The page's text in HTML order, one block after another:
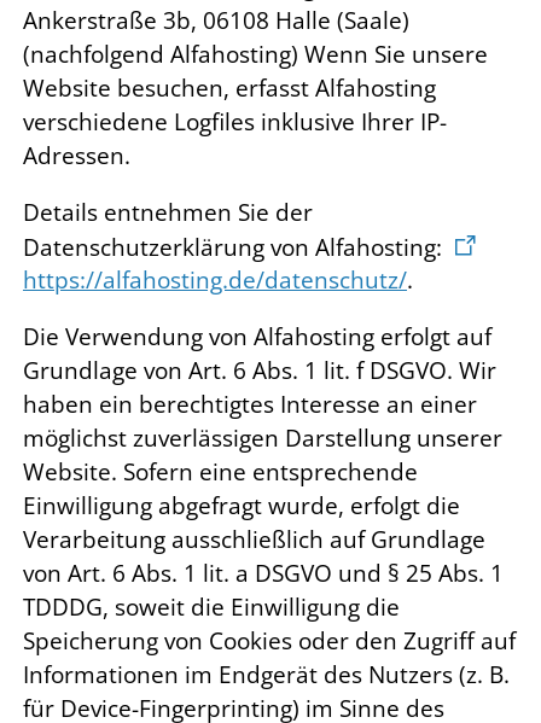
Ankerstraße 3b, 06108 Halle (Saale)
(nachfolgend Alfahosting) Wenn Sie unsere
Website besuchen, erfasst Alfahosting
verschiedene Logfiles inklusive Ihrer IP-
Adressen.
Details entnehmen Sie der
Datenschutzerklärung von Alfahosting:
https://alfahosting.de/datenschutz/.
Die Verwendung von Alfahosting erfolgt auf
Grundlage von Art. 6 Abs. 1 lit. f DSGVO. Wir
haben ein berechtigtes Interesse an einer
möglichst zuverlässigen Darstellung unserer
Website. Sofern eine entsprechende
Einwilligung abgefragt wurde, erfolgt die
Verarbeitung ausschließlich auf Grundlage
von Art. 6 Abs. 1 lit. a DSGVO und § 25 Abs. 1
TDDDG, soweit die Einwilligung die
Speicherung von Cookies oder den Zugriff auf
Informationen im Endgerät des Nutzers (z. B.
für Device-Fingerprinting) im Sinne des